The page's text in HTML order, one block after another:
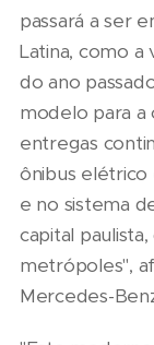
passará a ser
Latina, como
do ano
modelo para a
entregas
ônibus elétrico
e no sistema
capital
metrópoles",
Mercedes-